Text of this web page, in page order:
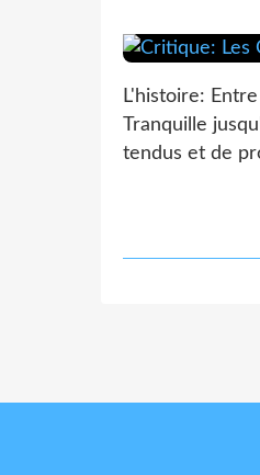
L'histoire:
Tranquille
tendus et de